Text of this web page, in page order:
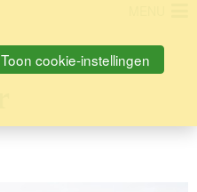
Toon cookie-instellingen